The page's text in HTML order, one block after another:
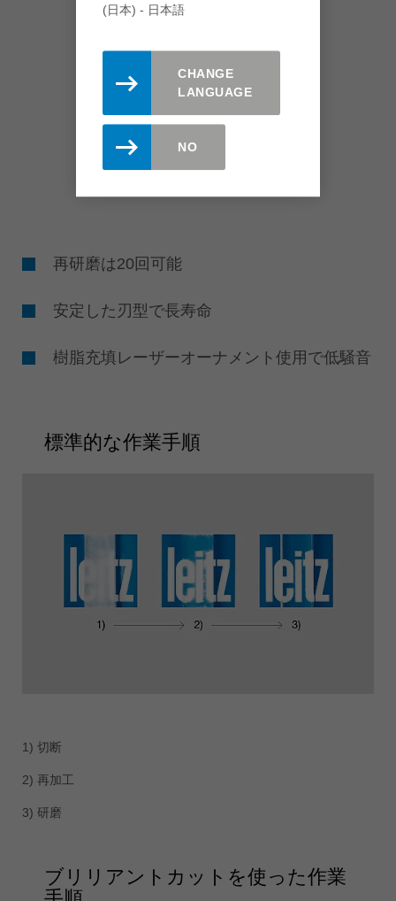
再研磨は20回可能
安定した刃型で長寿命
樹脂充填レーザーオーナメント使用で低騒音
標準的な作業手順
1) 切断
2) 再加工
3) 研磨
ブリリアントカットを使った作業
(日本) - 日本語
CHANGE
LANGUAGE
NO